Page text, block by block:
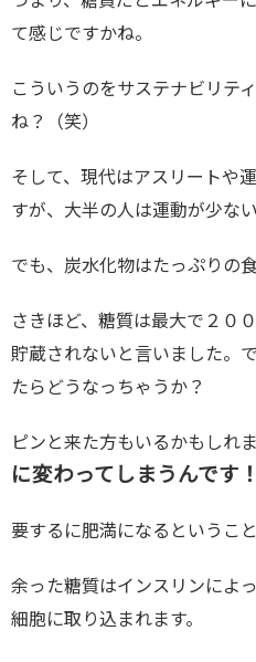
て感じですかね。
こういうのをサステナビリテ
ね？（笑）
そして、現代はアスリートや
すが、大半の人は運動が少な
でも、炭水化物はたっぷりの
さきほど、糖質は最大で２０
貯蔵されないと言いました。
たらどうなっちゃうか？
ピンと来た方もいるかもしれま
に変わってしまうんです！
要するに肥満になるということ
余った糖質はインスリンによ
細胞に取り込まれます。